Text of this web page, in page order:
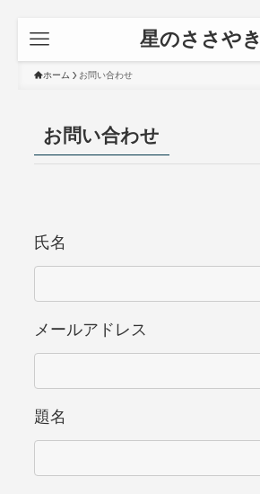
星のささやき
ホーム お問い合わせ
お問い合わせ
氏名
メールアドレス
題名